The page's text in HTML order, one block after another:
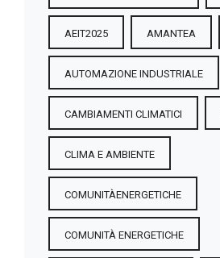
AEIT2025 AMANTEA
AUTOMAZIONE INDUSTRIALE
CAMBIAMENTI CLIMATICI
CLIMA E AMBIENTE
COMUNITÀENERGETICHE
COMUNITÀ ENERGETICHE